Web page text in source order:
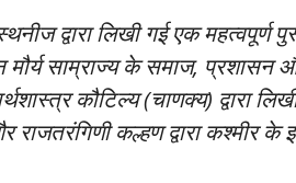
द्वारा लिखी गई एक महत्वपूर्ण
मौर्य साम्राज्य के समाज, प्रशासन
कौटिल्य (चाणक्य) द्वारा
राजतरंगिणी कल्हण द्वारा कश्मीर के